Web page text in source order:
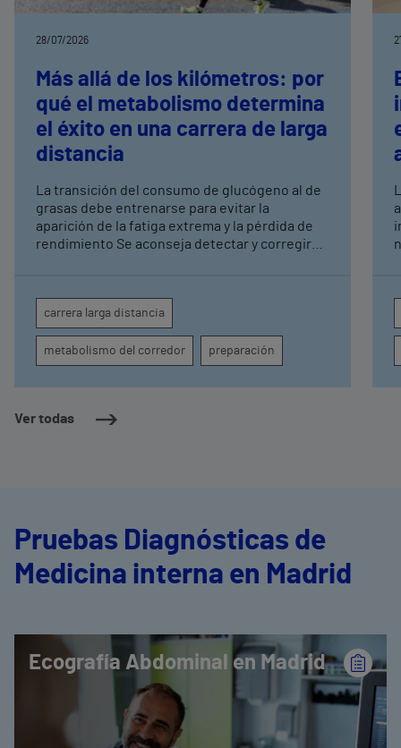
Ver todas
28/07/2026
Más allá de los kilómetros: por
qué el metabolismo determina
el éxito en una carrera de larga
distancia
La transición del consumo de glucógeno al de
grasas debe entrenarse para evitar la
aparición de la fatiga extrema y la pérdida de
rendimiento Se aconseja detectar y corregir
insuficiente o un descanso deficiente pueden
comprometer la respuesta metabólica del
corredor Los hospitales Vithas Valencia Turia,
Vithas Valencia 9 de Octubre y Vithas Valencia
Consuelo colaboran con el Medio Maratón
Valencia Trinidad Alfonso Zurich y el Maratón
carrera larga distancia
metabolismo del corredor preparación
Pruebas Diagnósticas de
Medicina interna en Madrid
Ecografía Abdominal en Madrid